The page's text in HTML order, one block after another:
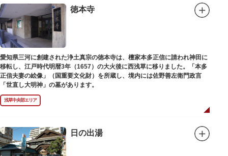
徳本寺
愛知県三河に創建された浄土真宗の徳本寺は、檀家本多正信に請われ神田に
移転し、江戸時代明暦3年（1657）の大火後に西浅草に移りました。「本多
正信夫妻の絵像」（国重要文化財）を所蔵し、境内には佐野善左衛門政言
「世直し大明神」の墓があります。
浅草中央部エリア
日の出湯